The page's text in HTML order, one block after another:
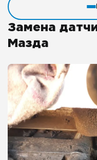
Замена датчика детонации
Мазда